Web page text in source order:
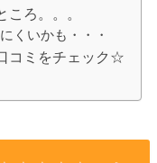
ろ。。。
くいかも・・・
コミをチェック☆